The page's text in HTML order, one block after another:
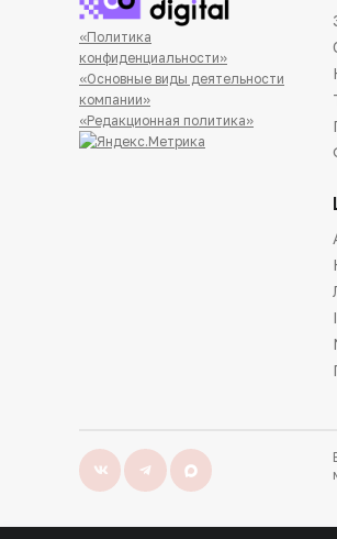
«Политика
конфиденциальности»
«Основные виды деятельности
компании»
«Редакционная политика»